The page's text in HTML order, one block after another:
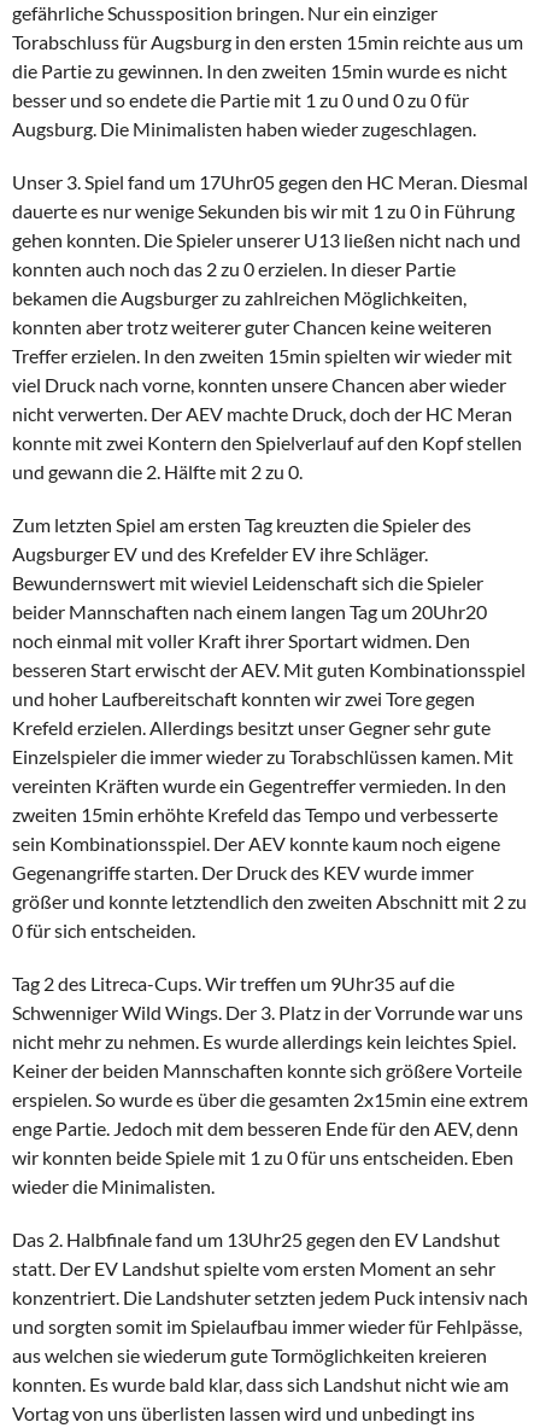
gefährliche Schussposition bringen. Nur ein einziger
Torabschluss für Augsburg in den ersten 15min reichte aus um
die Partie zu gewinnen. In den zweiten 15min wurde es nicht
besser und so endete die Partie mit 1 zu 0 und 0 zu 0 für
Augsburg. Die Minimalisten haben wieder zugeschlagen.
Unser 3. Spiel fand um 17Uhr05 gegen den HC Meran. Diesmal
dauerte es nur wenige Sekunden bis wir mit 1 zu 0 in Führung
gehen konnten. Die Spieler unserer U13 ließen nicht nach und
konnten auch noch das 2 zu 0 erzielen. In dieser Partie
bekamen die Augsburger zu zahlreichen Möglichkeiten,
konnten aber trotz weiterer guter Chancen keine weiteren
Treffer erzielen. In den zweiten 15min spielten wir wieder mit
viel Druck nach vorne, konnten unsere Chancen aber wieder
nicht verwerten. Der AEV machte Druck, doch der HC Meran
konnte mit zwei Kontern den Spielverlauf auf den Kopf stellen
und gewann die 2. Hälfte mit 2 zu 0.
Zum letzten Spiel am ersten Tag kreuzten die Spieler des
Augsburger EV und des Krefelder EV ihre Schläger.
Bewundernswert mit wieviel Leidenschaft sich die Spieler
beider Mannschaften nach einem langen Tag um 20Uhr20
noch einmal mit voller Kraft ihrer Sportart widmen. Den
besseren Start erwischt der AEV. Mit guten Kombinationsspiel
und hoher Laufbereitschaft konnten wir zwei Tore gegen
Krefeld erzielen. Allerdings besitzt unser Gegner sehr gute
Einzelspieler die immer wieder zu Torabschlüssen kamen. Mit
vereinten Kräften wurde ein Gegentreffer vermieden. In den
zweiten 15min erhöhte Krefeld das Tempo und verbesserte
sein Kombinationsspiel. Der AEV konnte kaum noch eigene
Gegenangriffe starten. Der Druck des KEV wurde immer
größer und konnte letztendlich den zweiten Abschnitt mit 2 zu
0 für sich entscheiden.
Tag 2 des Litreca-Cups. Wir treffen um 9Uhr35 auf die
Schwenniger Wild Wings. Der 3. Platz in der Vorrunde war uns
nicht mehr zu nehmen. Es wurde allerdings kein leichtes Spiel.
Keiner der beiden Mannschaften konnte sich größere Vorteile
erspielen. So wurde es über die gesamten 2x15min eine extrem
enge Partie. Jedoch mit dem besseren Ende für den AEV, denn
wir konnten beide Spiele mit 1 zu 0 für uns entscheiden. Eben
wieder die Minimalisten.
Das 2. Halbfinale fand um 13Uhr25 gegen den EV Landshut
statt. Der EV Landshut spielte vom ersten Moment an sehr
konzentriert. Die Landshuter setzten jedem Puck intensiv nach
und sorgten somit im Spielaufbau immer wieder für Fehlpässe,
aus welchen sie wiederum gute Tormöglichkeiten kreieren
konnten. Es wurde bald klar, dass sich Landshut nicht wie am
Vortag von uns überlisten lassen wird und unbedingt ins